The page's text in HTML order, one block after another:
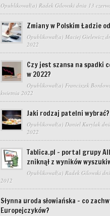
Opublikował(a) Radek Gilowskidnia 13
Zmiany w Polskim Ładzie
Opublikował(a) Maciej Gielewicz
2022
Czy jest szansa na spadki
w 2022?
Opublikował(a) Franciszek
kwietnia 2022
Jaki rodzaj patelni wybrać?
Opublikował(a) Daniel Kurylak
2022
Tablica.pl – portal grupy
zniknął z wyników
Opublikował(a) Radek Gilowski
2012
Słynna uroda słowiańska – co
Europejczyków?